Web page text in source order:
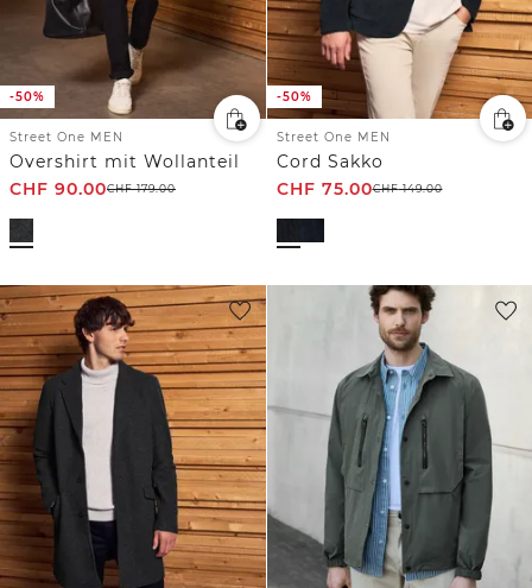
-50%
Street One MEN
Overshirt mit Wollanteil
CHF 90.00CHF179.00
-50%
Street One MEN
Cord Sakko
CHF 75.00CHF149.00